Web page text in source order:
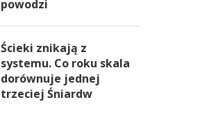
powodzi
Ścieki znikają z
systemu. Co roku skala
dorównuje jednej
trzeciej Śniardw